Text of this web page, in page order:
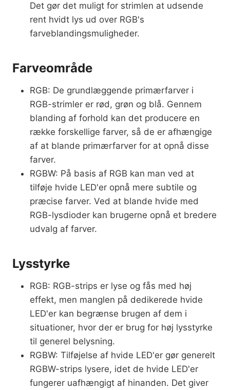
Det gør det muligt for strimlen at udsende
rent hvidt lys ud over RGB's
farveblandingsmuligheder.
Farveområde
RGB: De grundlæggende primærfarver i
RGB-strimler er rød, grøn og blå. Gennem
blanding af forhold kan det producere en
række forskellige farver, så de er afhængige
af at blande primærfarver for at opnå disse
farver.
RGBW: På basis af RGB kan man ved at
tilføje hvide LED'er opnå mere subtile og
præcise farver. Ved at blande hvide med
RGB-lysdioder kan brugerne opnå et bredere
udvalg af farver.
Lysstyrke
RGB: RGB-strips er lyse og fås med høj
effekt, men manglen på dedikerede hvide
LED'er kan begrænse brugen af dem i
situationer, hvor der er brug for høj lysstyrke
til generel belysning.
RGBW: Tilføjelse af hvide LED'er gør generelt
RGBW-strips lysere, idet de hvide LED'er
fungerer uafhængigt af hinanden. Det giver